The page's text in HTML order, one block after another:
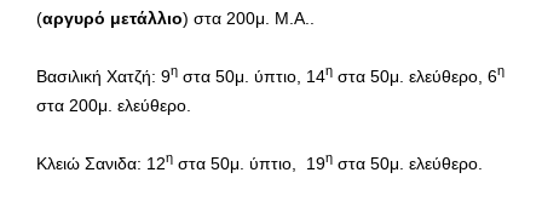
(αργυρό μετάλλιο) στα 200μ. Μ.Α..
Βασιλική Χατζή: 9η στα 50μ. ύπτιο, 14η στα 50μ. ελεύθερο, 6η
στα 200μ. ελεύθερο.
Κλειώ Σανιδα: 12η στα 50μ. ύπτιο, 19η στα 50μ. ελεύθερο.